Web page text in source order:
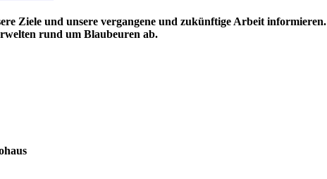
Ziele und unsere vergangene und zukünftige Arbeit
rund um Blaubeuren ab.